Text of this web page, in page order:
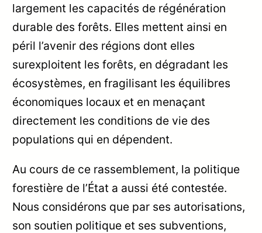
largement les capacités de régénération
durable des forêts. Elles mettent ainsi en
péril l’avenir des régions dont elles
surexploitent les forêts, en dégradant les
écosystèmes, en fragilisant les équilibres
économiques locaux et en menaçant
directement les conditions de vie des
populations qui en dépendent.
Au cours de ce rassemblement, la politique
forestière de l’État a aussi été contestée.
Nous considérons que par ses autorisations,
son soutien politique et ses subventions,